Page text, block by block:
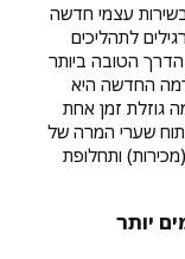
עצמי חדשה
לתהליכים
הטובה ביותר
החדשה היא
גוזלת זמן אחת
שערי המרה של
ותחלופת